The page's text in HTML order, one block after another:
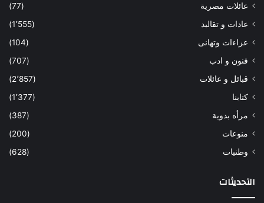
عائلات مصرية
(77)
عادات و تقاليد
(1٬555)
عزاءات وتهانى
(104)
فنون و ادب
(707)
قبائل و عائلات
(2٬857)
كتابنا
(1٬377)
مرأه بدوية
(387)
منوعات
(200)
وطنيات
(628)
التحديثات